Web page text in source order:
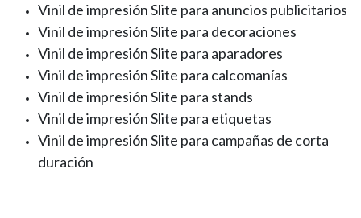
Vinil de impresión Slite para anuncios publicitarios
Vinil de impresión Slite para decoraciones
Vinil de impresión Slite para aparadores
Vinil de impresión Slite para calcomanías
Vinil de impresión Slite para stands
Vinil de impresión Slite para etiquetas
Vinil de impresión Slite para campañas de corta
duración